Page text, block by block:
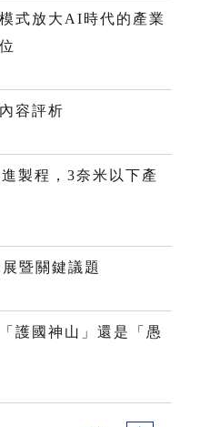
式放大AI時代的產業
容評析
製程，3奈米以下產
暨關鍵議題
護國神山」還是「愚